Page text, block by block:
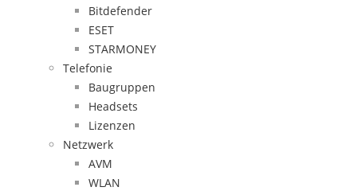
Bitdefender
ESET
STARMONEY
Telefonie
Baugruppen
Headsets
Lizenzen
Netzwerk
AVM
WLAN